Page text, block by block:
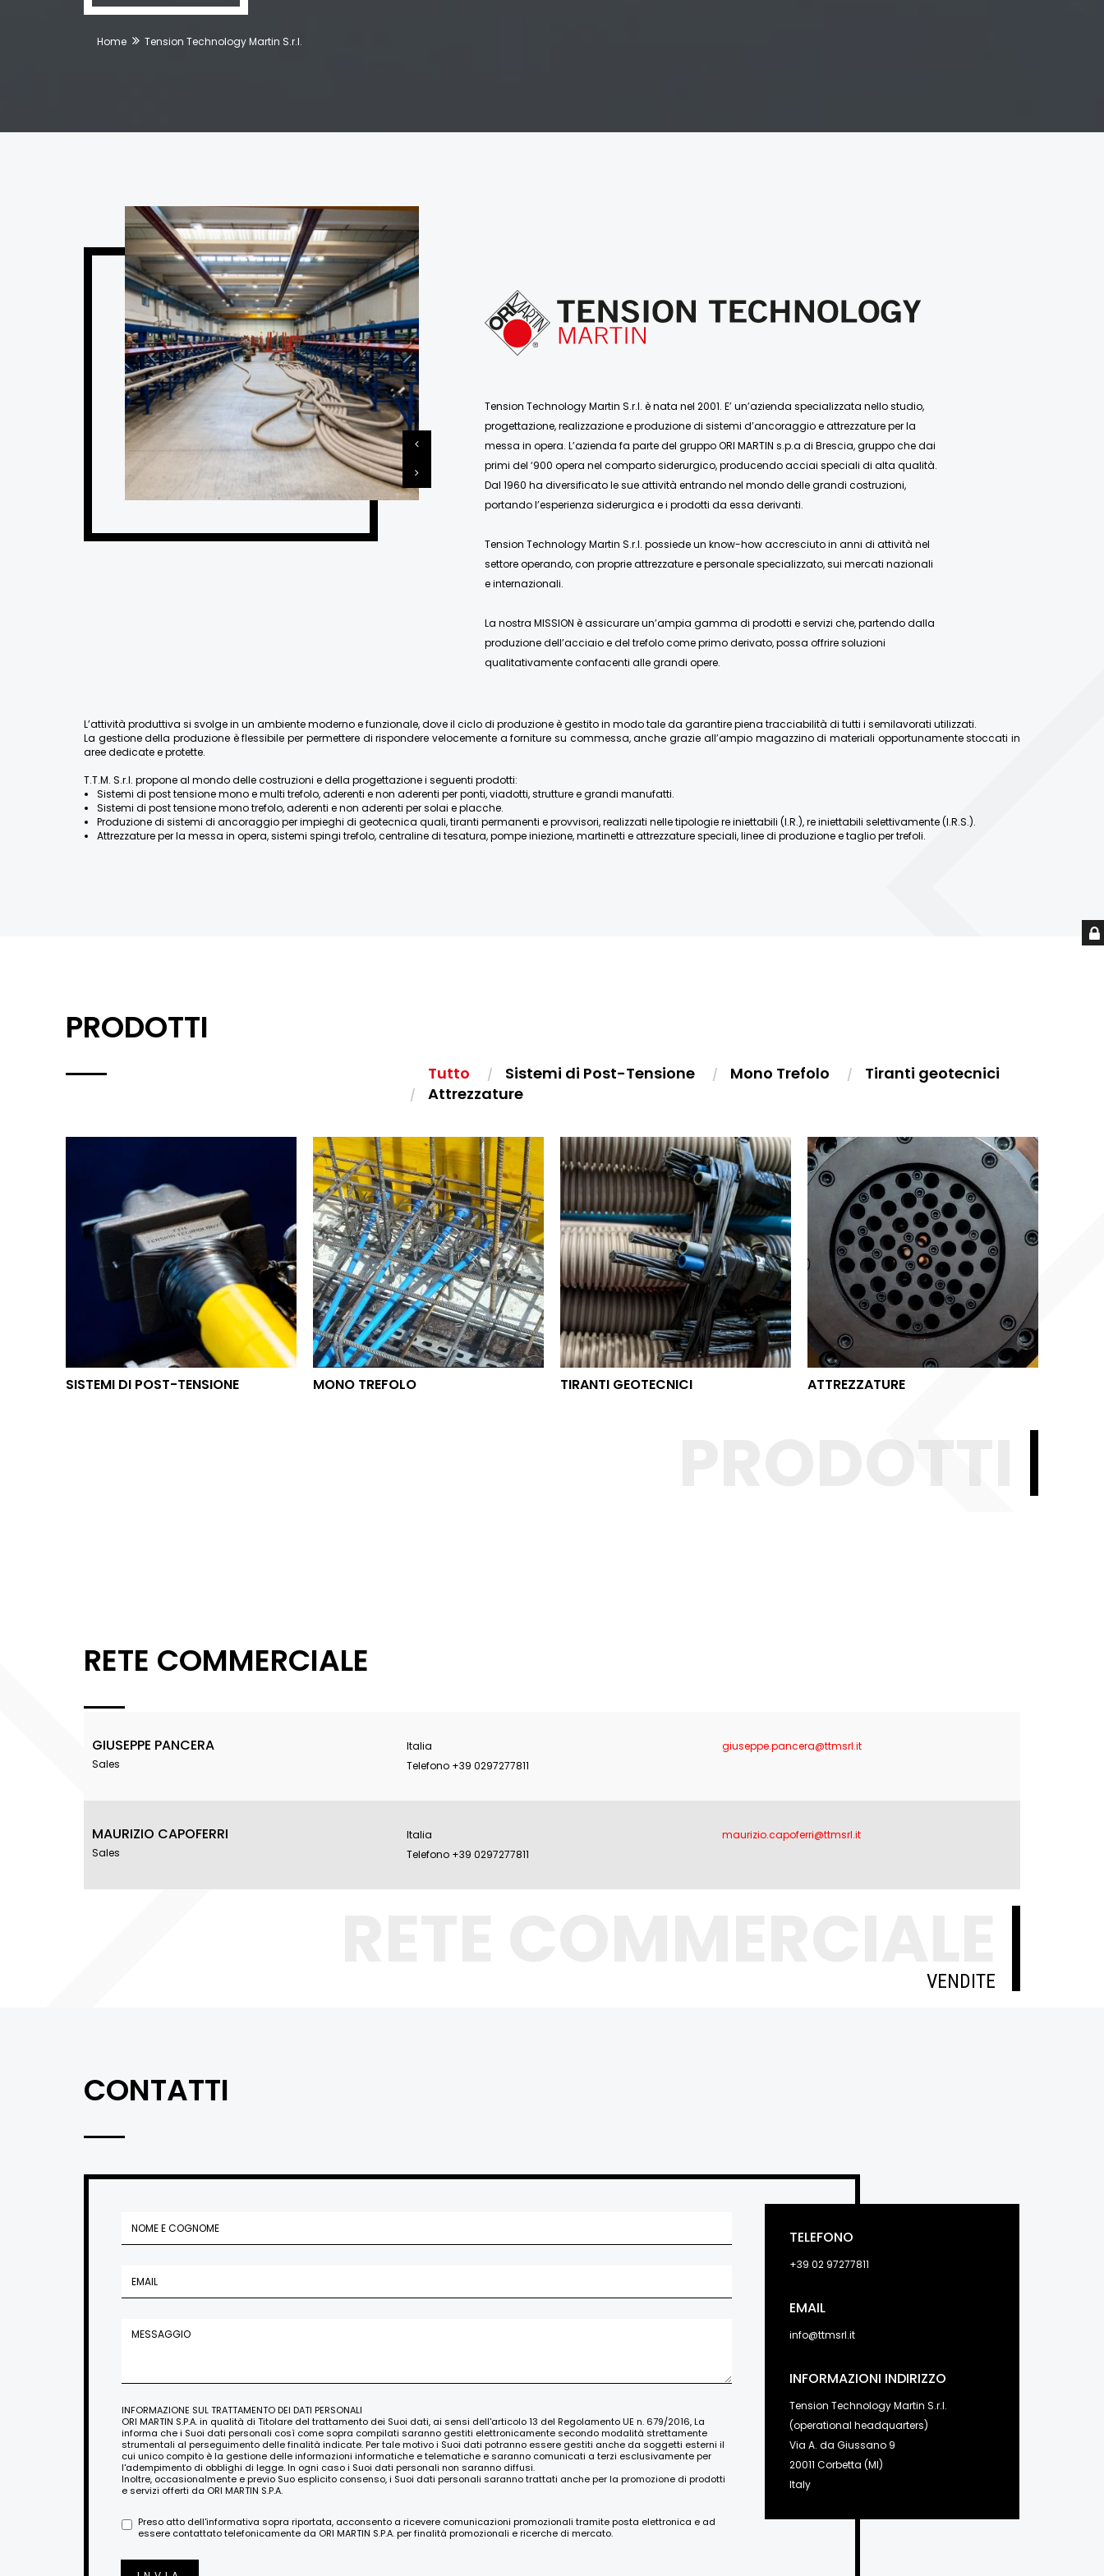
Home Tension Technology Martin S.r.l.
Tension Technology Martin S.r.l. è nata nel 2001. E’ un’azienda specializzata nello studio,
progettazione, realizzazione e produzione di sistemi d’ancoraggio e attrezzature per la
messa in opera. L’azienda fa parte del gruppo ORI MARTIN s.p.a di Brescia, gruppo che dai
primi del ‘900 opera nel comparto siderurgico, producendo acciai speciali di alta qualità.
Dal 1960 ha diversificato le sue attività entrando nel mondo delle grandi costruzioni,
portando l’esperienza siderurgica e i prodotti da essa derivanti.
Tension Technology Martin S.r.l. possiede un know-how accresciuto in anni di attività nel
settore operando, con proprie attrezzature e personale specializzato, sui mercati nazionali
e internazionali.
La nostra MISSION è assicurare un’ampia gamma di prodotti e servizi che, partendo dalla
produzione dell’acciaio e del trefolo come primo derivato, possa offrire soluzioni
qualitativamente confacenti alle grandi opere.
L’attività produttiva si svolge in un ambiente moderno e funzionale, dove il ciclo di produzione è gestito in modo tale da garantire piena tracciabilità di tutti i semilavorati utilizzati.
La gestione della produzione è flessibile per permettere di rispondere velocemente a forniture su commessa, anche grazie all’ampio magazzino di materiali opportunamente stoccati in
aree dedicate e protette.
T.T.M. S.r.l. propone al mondo delle costruzioni e della progettazione i seguenti prodotti:
Sistemi di post tensione mono e multi trefolo, aderenti e non aderenti per ponti, viadotti, strutture e grandi manufatti.
Sistemi di post tensione mono trefolo, aderenti e non aderenti per solai e placche.
Produzione di sistemi di ancoraggio per impieghi di geotecnica quali, tiranti permanenti e provvisori, realizzati nelle tipologie re iniettabili (I.R.), re iniettabili selettivamente (I.R.S.).
Attrezzature per la messa in opera, sistemi spingi trefolo, centraline di tesatura, pompe iniezione, martinetti e attrezzature speciali, linee di produzione e taglio per trefoli.
PRODOTTI
Tutto Sistemi di Post-Tensione Mono Trefolo
Tiranti geotecnici
Attrezzature
SISTEMI DI POST-TENSIONE
MONO TREFOLO
MONO TREFOLO
TIRANTI GEOTECNICI
TIRANTI GEOTECNICI
ATTREZZATURE
ATTREZZATURE
RETE COMMERCIALE
GIUSEPPE PANCERA
Sales
Italia
Telefono +39 0297277811
giuseppe.pancera@ttmsrl.it
MAURIZIO CAPOFERRI
Sales
Italia
Telefono +39 0297277811
maurizio.capoferri@ttmsrl.it
VENDITE
CONTATTI
INFORMAZIONE SUL TRATTAMENTO DEI DATI PERSONALI
ORI MARTIN S.P.A. in qualità di Titolare del trattamento dei Suoi dati, ai sensi dell'articolo 13 del Regolamento UE n. 679/2016, La
informa che i Suoi dati personali così come sopra compilati saranno gestiti elettronicamente secondo modalità strettamente
strumentali al perseguimento delle finalità indicate. Per tale motivo i Suoi dati potranno essere gestiti anche da soggetti esterni il
cui unico compito è la gestione delle informazioni informatiche e telematiche e saranno comunicati a terzi esclusivamente per
l'adempimento di obblighi di legge. In ogni caso i Suoi dati personali non saranno diffusi.
Inoltre, occasionalmente e previo Suo esplicito consenso, i Suoi dati personali saranno trattati anche per la promozione di prodotti
e servizi offerti da ORI MARTIN S.P.A.
Preso atto dell'informativa sopra riportata, acconsento a ricevere comunicazioni promozionali tramite posta elettronica e ad
essere contattato telefonicamente da ORI MARTIN S.P.A. per finalità promozionali e ricerche di mercato.
TELEFONO
+39 02 97277811
EMAIL
info@ttmsrl.it
INFORMAZIONI INDIRIZZO
Tension Technology Martin S.r.l.
(operational headquarters)
Via A. da Giussano 9
20011 Corbetta (MI)
Italy